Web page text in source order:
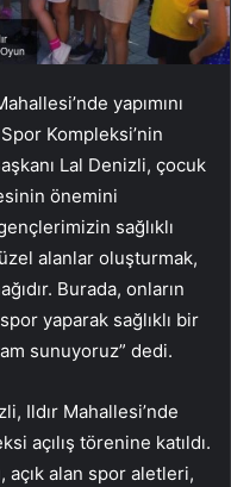
yapımını
Kompleksi’nin
Lal Denizli, çocuk
önemini
sağlıklı
alanlar oluşturmak,
Burada, onların
yaparak sağlıklı bir
sunuyoruz” dedi.
Ildır Mahallesi’nde
açılış törenine katıldı.
alan spor aletleri,